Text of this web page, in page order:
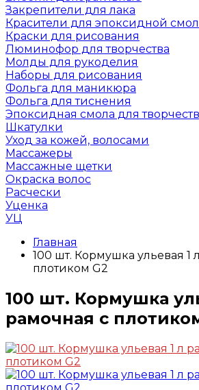
Закрепители для лака
Красители для эпоксидной
Краски для рисования
Люминофор для творчества
Молды для рукоделия
Наборы для рисования
Фольга для маникюра
Фольга для тиснения
Эпоксидная смола для
Шкатулки
Уход за кожей, волосами
Массажеры
Массажные щетки
Окраска волос
Расчески
Уценка
УЦ
Главная
100 шт. Кормушка ульевая 1
плотиком G2
100 шт. Кормушка
рамочная с